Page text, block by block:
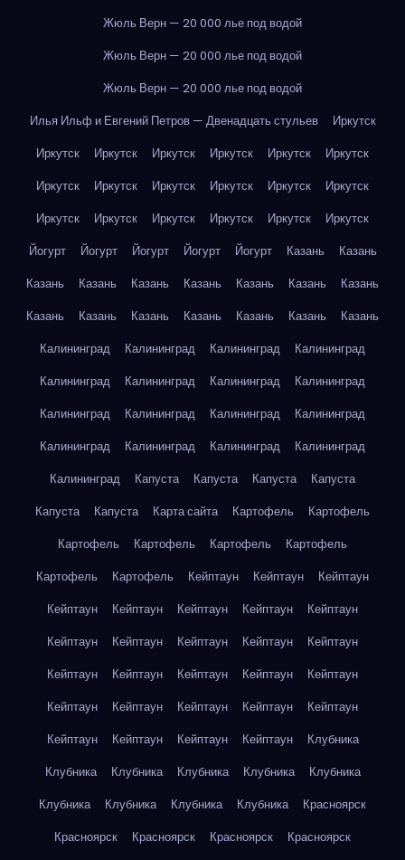
Жюль Верн — 20 000 лье под водой
Жюль Верн — 20 000 лье под водой
Жюль Верн — 20 000 лье под водой
Илья Ильф и Евгений Петров — Двенадцать стульев
Иркутск
Иркутск
Иркутск Иркутск Иркутск Иркутск
Иркутск
Иркутск
Иркутск Иркутск Иркутск Иркутск
Иркутск
Иркутск
Иркутск Иркутск Иркутск Иркутск
Иркутск
Йогурт
Йогурт Йогурт Йогурт Йогурт Казань
Казань
Казань
Казань Казань Казань Казань Казань
Казань
Казань
Казань Казань Казань Казань Казань
Казань
Калининград
Калининград Калининград
Калининград
Калининград
Калининград Калининград
Калининград
Калининград
Калининград Калининград
Калининград
Калининград
Калининград Калининград
Калининград
Калининград
Капуста Капуста Капуста
Капуста
Капуста
Капуста Карта сайта Картофель
Картофель
Картофель
Картофель Картофель
Картофель
Картофель
Картофель Кейптаун Кейптаун
Кейптаун
Кейптаун
Кейптаун Кейптаун Кейптаун
Кейптаун
Кейптаун
Кейптаун Кейптаун Кейптаун
Кейптаун
Кейптаун
Кейптаун Кейптаун Кейптаун
Кейптаун
Кейптаун
Кейптаун Кейптаун Кейптаун
Кейптаун
Кейптаун
Кейптаун Кейптаун Кейптаун
Клубника
Клубника
Клубника Клубника Клубника
Клубника
Клубника
Клубника Клубника Клубника
Красноярск
Красноярск
Красноярск Красноярск
Красноярск